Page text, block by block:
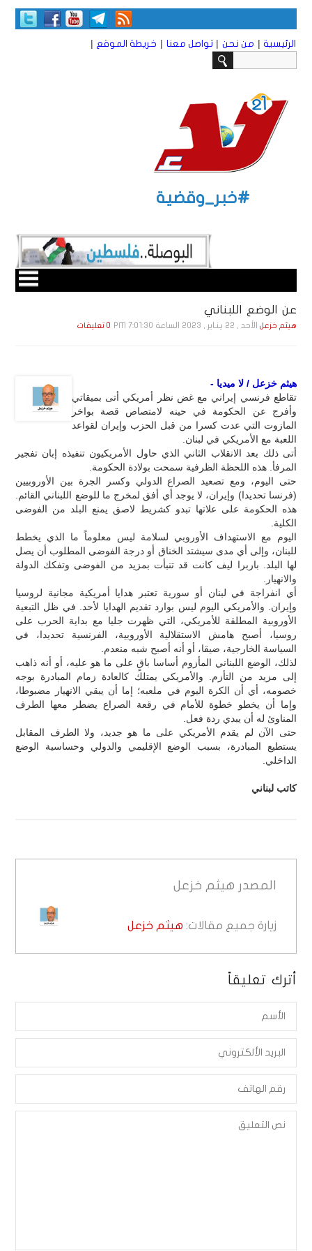
الرئيسية | من نحن | تواصل معنا | خريطة الموقع |
#خبر_وقضية
عن الوضع اللبناني
هيثم خزعل الأحد , 22 يـنـاير , 2023 الساعة 7:01:30 PM 0 تعليقات
هيثم خزعل / لا ميديا -
تقاطع فرنسي إيراني مع غض نظر أمريكي أتى بميقاتي
وأفرج عن الحكومة في حينه لامتصاص قصة بواخر
المازوت التي عدت كسرا من قبل الحزب وإيران لقواعد
اللعبة مع الأمريكي في لبنان.
أتى ذلك بعد الانقلاب الثاني الذي حاول الأمريكيون تنفيذه إبان تفجير
المرفأ. هذه اللحظة الظرفية سمحت بولادة الحكومة.
حتى اليوم، ومع تصعيد الصراع الدولي وكسر الجرة بين الأوروبيين
(فرنسا تحديدا) وإيران، لا يوجد أي أفق لمخرج ما للوضع اللبناني القائم.
هذه الحكومة على علاتها تبدو كشريط لاصق يمنع البلد من الفوضى
الكلية.
اليوم مع الاستهداف الأوروبي لسلامة ليس معلوماً ما الذي يخطط
للبنان، وإلى أي مدى سيشتد الخناق أو درجة الفوضى المطلوب أن يصل
لها البلد. باربرا ليف كانت قد تنبأت بمزيد من الفوضى وتفكك الدولة
والانهيار.
أي انفراجة في لبنان أو سورية تعتبر هدايا أمريكية مجانية لروسيا
وإيران. والأمريكي اليوم ليس بوارد تقديم الهدايا لأحد. في ظل التبعية
الأوروبية المطلقة للأمريكي، التي ظهرت جليا مع بداية الحرب على
روسيا، أصبح هامش الاستقلالية الأوروبية، الفرنسية تحديدا، في
السياسة الخارجية، ضيقا، أو أنه أصبح شبه منعدم.
لذلك، الوضع اللبناني المأزوم أساسا باقٍ على ما هو عليه، أو أنه ذاهب
إلى مزيد من التأزم. والأمريكي يمتلك كالعادة زمام المبادرة بوجه
خصومه، أي أن الكرة اليوم في ملعبه؛ إما أن يبقي الانهيار مضبوطا،
وإما أن يخطو خطوة للأمام في رقعة الصراع يضطر معها الطرف
المناوئ له أن يبدي ردة فعل.
حتى الآن لم يقدم الأمريكي على ما هو جديد، ولا الطرف المقابل
يستطيع المبادرة، بسبب الوضع الإقليمي والدولي وحساسية الوضع
الداخلي.
كاتب لبناني
المصدر هيثم خزعل
زيارة جميع مقالات: هيثم خزعل
أترك تعليقاً